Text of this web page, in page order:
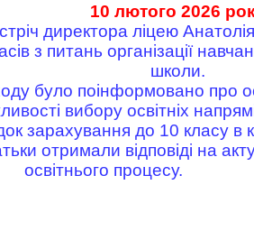
10 лютого 2026
директора ліцею
з питань організації
школи.
було поінформовано про
вибору освітніх
зарахування до 10 класу в
отримали відповіді на
освітнього процесу.